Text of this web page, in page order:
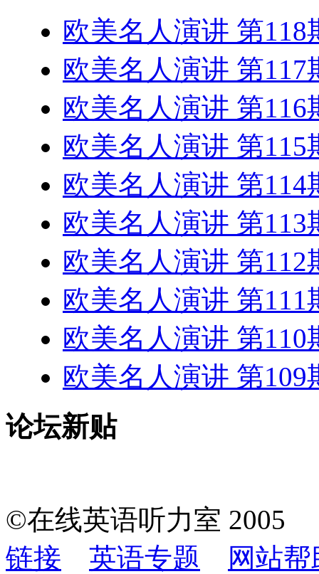
欧美名人演讲 第
欧美名人演讲 第
欧美名人演讲 第
欧美名人演讲 第
欧美名人演讲 第
欧美名人演讲 第
欧美名人演讲 第
欧美名人演讲 第
欧美名人演讲 第
欧美名人演讲 第
论坛新贴
©在线英语听力室
链接
英语专题
网站帮